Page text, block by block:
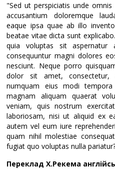
"Sed ut perspiciatis unde
accusantium doloremque
eaque ipsa quae ab illo
beatae vitae dicta sunt
quia voluptas sit
consequuntur magni dolores
nesciunt. Neque porro
dolor sit amet,
numquam eius modi
magnam aliquam quaerat
veniam, quis nostrum
laboriosam, nisi ut aliquid ex
autem vel eum iure
quam nihil molestiae
fugiat quo voluptas nulla
Переклад Х.Рекема